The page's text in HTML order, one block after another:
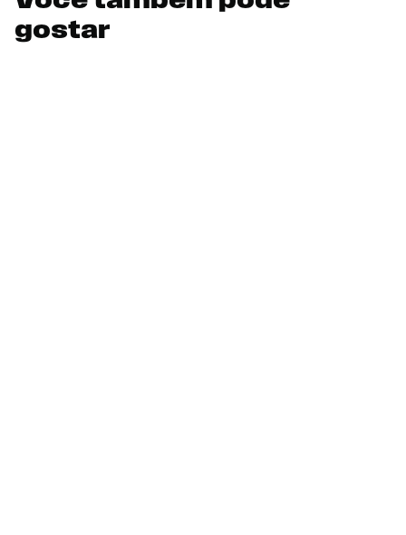
gostar